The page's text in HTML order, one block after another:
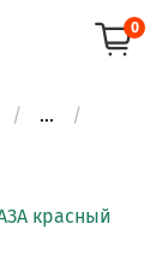
0
...